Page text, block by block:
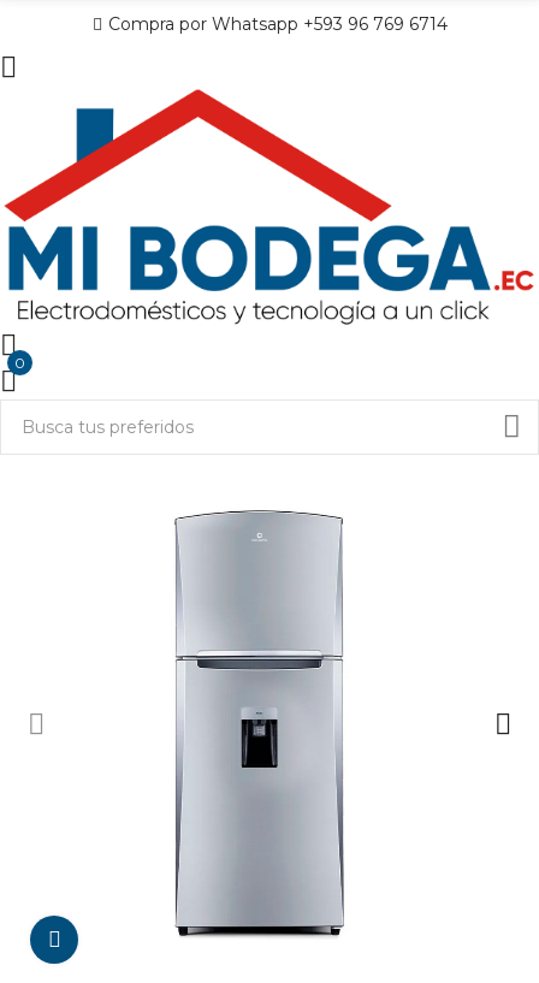
Compra por Whatsapp +593 96 769 6714
0
Da click para agrandar